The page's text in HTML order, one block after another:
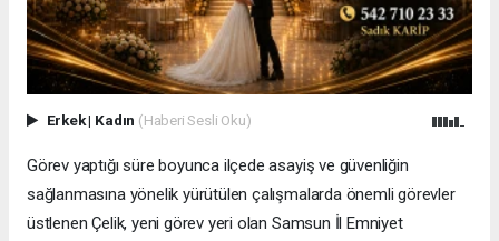
Erkek| Kadın (Haberi Sesli Oku)
Görev yaptığı süre boyunca ilçede asayiş ve güvenliğin
sağlanmasına yönelik yürütülen çalışmalarda önemli görevler
üstlenen Çelik, yeni görev yeri olan Samsun İl Emniyet